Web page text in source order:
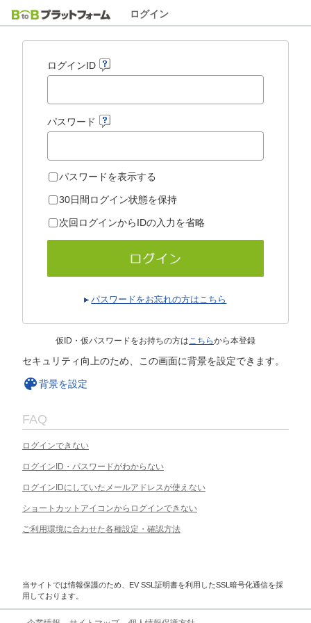
ログイン
ログインID
パスワード
パスワードを表示する
30日間ログイン状態を保持
次回ログインからIDの入力を省略
パスワードをお忘れの方はこちら
仮ID・仮パスワードをお持ちの方はこちらから本登録
セキュリティ向上のため、この画面に背景を設定できます。
背景を設定
FAQ
ログインできない
ログインID・パスワードがわからない
ログインIDにしていたメールアドレスが使えない
ショートカットアイコンからログインできない
ご利用環境に合わせた各種設定・確認方法
当サイトでは情報保護のため、EV SSL証明書を利用したSSL暗号化通信を採
用しております。